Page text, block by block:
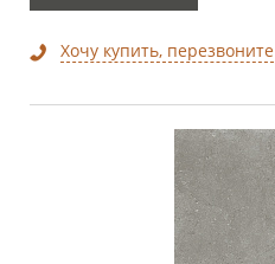
Хочу купить, перезвоните